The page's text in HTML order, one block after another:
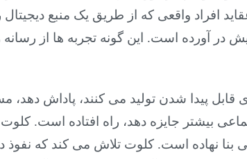
افراد واقعی که از طریق یک منبع دیجیتال
در آورده است. این گونه تجربه ها از رسانه
قابل پیدا شدن تولید می کنند، پاداش دهد،
بیشتر جایزه دهد، راه افتاده است. کلوت
بنا نهاده است. کلوت تلاش می کند که نفوذ